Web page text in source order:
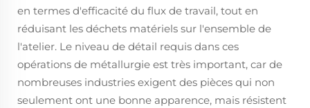
en termes d'efficacité du flux de travail, tout en
réduisant les déchets matériels sur l'ensemble de
l'atelier. Le niveau de détail requis dans ces
opérations de métallurgie est très important, car de
nombreuses industries exigent des pièces qui non
seulement ont une bonne apparence, mais résistent